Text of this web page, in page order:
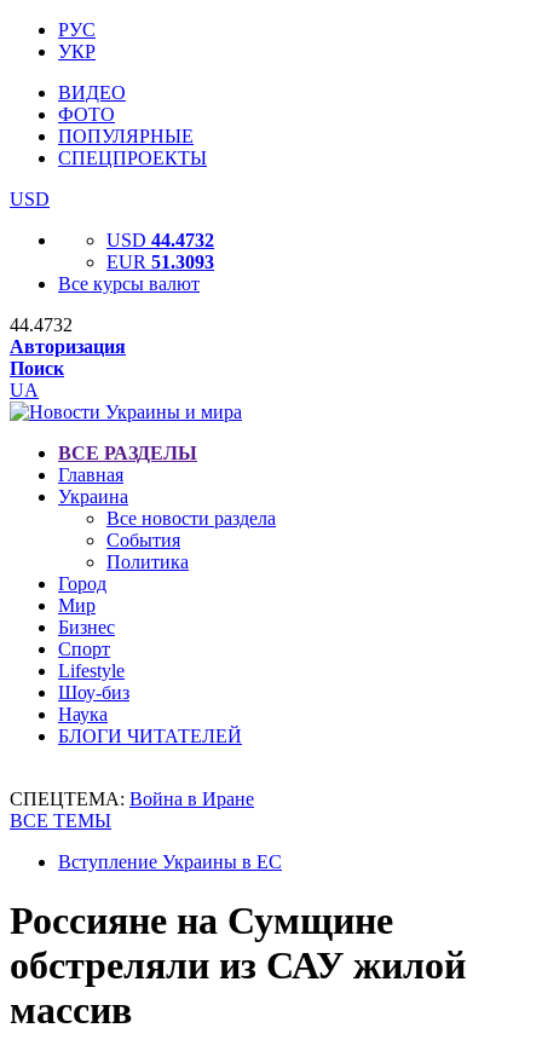
РУС
УКР
ВИДЕО
ФОТО
ПОПУЛЯРНЫЕ
СПЕЦПРОЕКТЫ
USD
USD 44.4732
EUR 51.3093
Все курсы валют
44.4732
Авторизация
Поиск
UA
ВСЕ РАЗДЕЛЫ
Главная
Украина
Все новости раздела
События
Политика
Город
Мир
Бизнес
Спорт
Lifestyle
Шоу-биз
Наука
БЛОГИ ЧИТАТЕЛЕЙ
СПЕЦТЕМА: Война в Иране
ВСЕ ТЕМЫ
Вступление Украины в ЕС
Россияне на Сумщине
обстреляли из САУ жилой
массив